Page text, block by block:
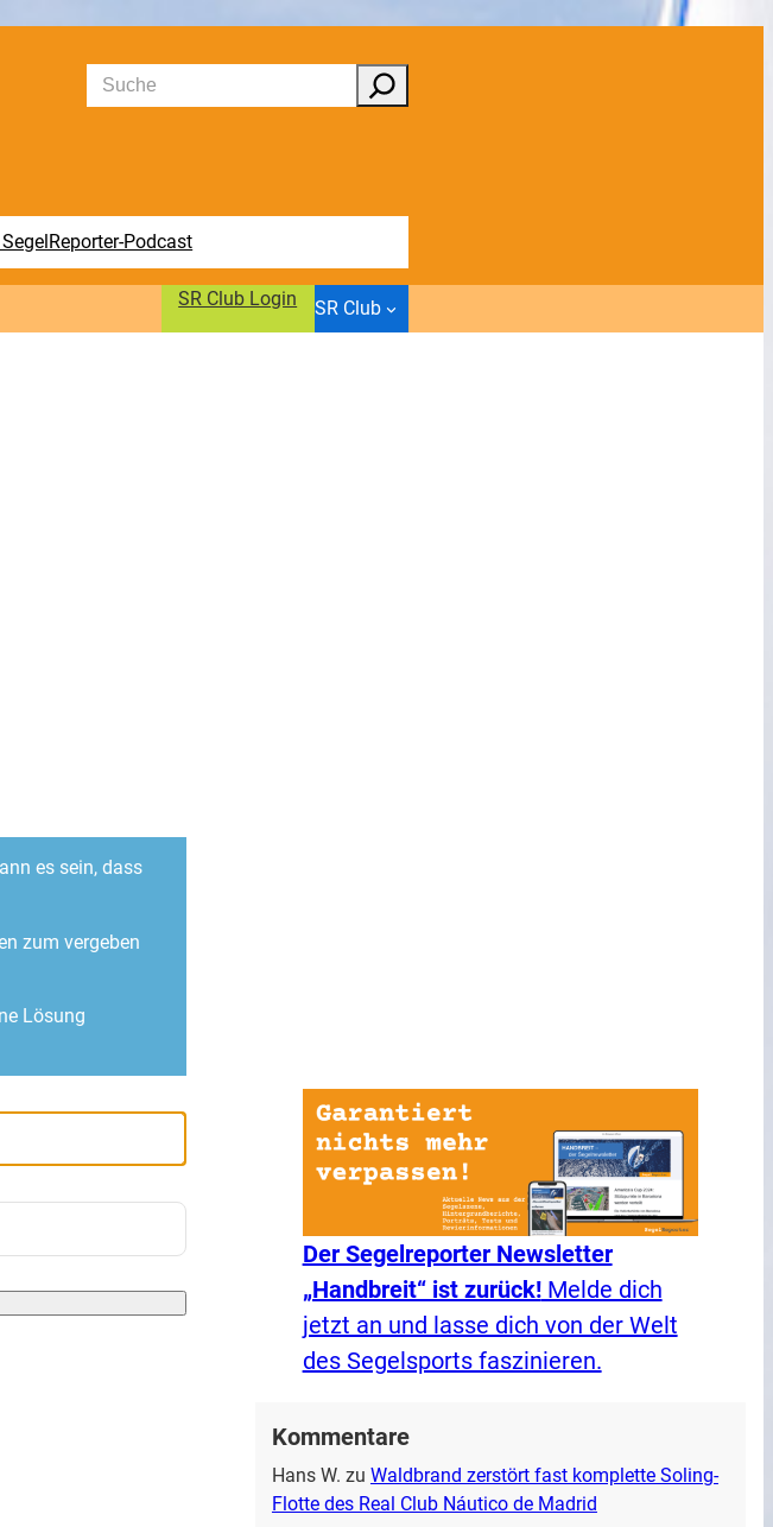
Suchen
SegelReporter-Podcast
SR Club Login SR Club
es sein, dass
zum vergeben
Lösung
Der Segelreporter Newsletter
„Handbreit“ ist zurück!Melde dich
jetzt an und lasse dich von der Welt
des Segelsports faszinieren.
Kommentare
Hans W. zu Waldbrand zerstört fast komplette Soling-
Flotte des Real Club Náutico de Madrid